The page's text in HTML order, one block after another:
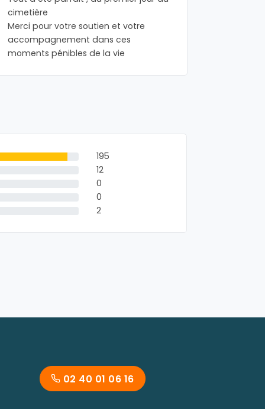
cimetière
Merci pour votre soutien et votre
accompagnement dans ces
moments pénibles de la vie
195
12
0
0
2
02 40 01 06 16